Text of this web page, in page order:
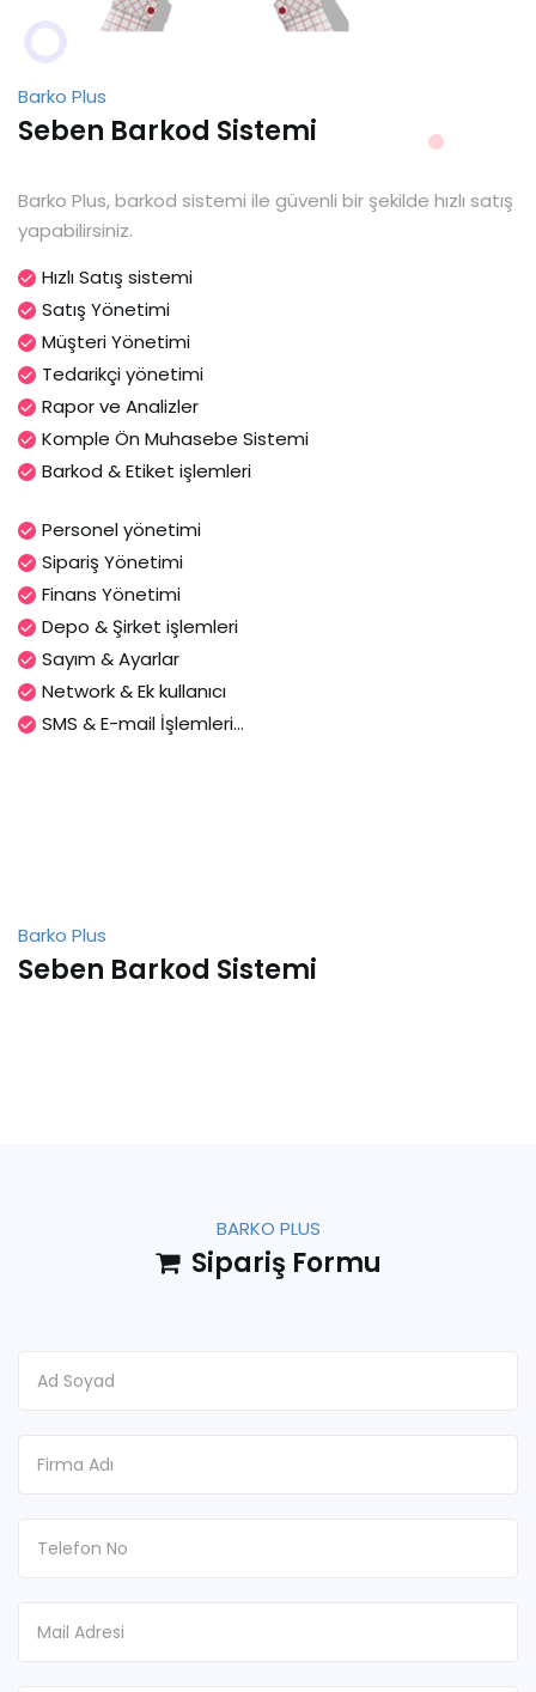
Barko Plus
Seben Barkod Sistemi
Barko Plus, barkod sistemi ile güvenli bir şekilde hızlı satış
yapabilirsiniz.
Hızlı Satış sistemi
Satış Yönetimi
Müşteri Yönetimi
Tedarikçi yönetimi
Rapor ve Analizler
Komple Ön Muhasebe Sistemi
Barkod & Etiket işlemleri
Personel yönetimi
Sipariş Yönetimi
Finans Yönetimi
Depo & Şirket işlemleri
Sayım & Ayarlar
Network & Ek kullanıcı
SMS & E-mail İşlemleri...
Barko Plus
Seben Barkod Sistemi
BARKO PLUS
Sipariş Formu